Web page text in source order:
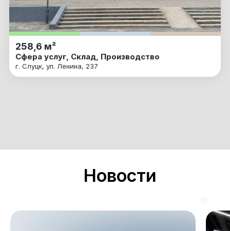
258,6 м²
Сфера услуг, Склад, Производство
г. Слуцк, ул. Ленина, 237
Новости